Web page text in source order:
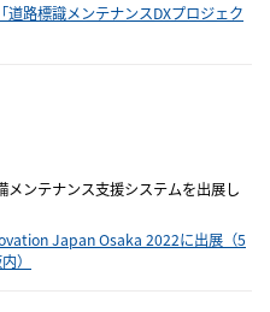
路標識メンテナンスDXプロジェク
ンテナンス支援システムを出展し
Japan Osaka 2022に出展（5
）